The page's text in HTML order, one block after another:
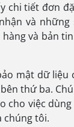
chi tiết đơn
và những
và bản
mật dữ liệu
thứ ba.
cho việc
chúng tôi.